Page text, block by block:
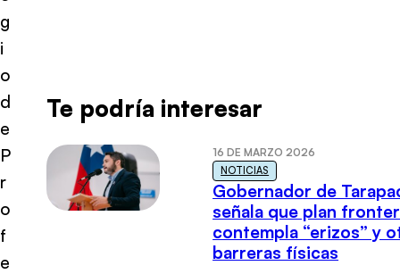
g
i
o
d
e
P
r
o
f
e
Te podría interesar
16 DE MARZO 2026
NOTICIAS
Gobernador de
señala que plan
contempla “erizos” y
barreras físicas